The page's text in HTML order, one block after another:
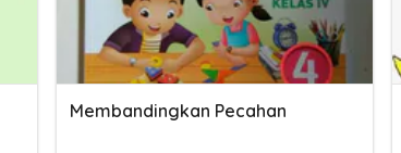
Membandingkan Pecahan